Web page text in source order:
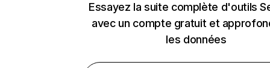
Essayez la suite complète d'outils
avec un compte gratuit et
les données